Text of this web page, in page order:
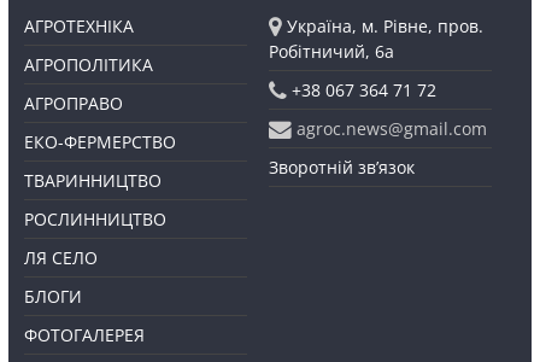
АГРОТЕХНІКА
АГРОПОЛІТИКА
АГРОПРАВО
ЕКО-ФЕРМЕРСТВО
ТВАРИННИЦТВО
РОСЛИННИЦТВО
ЛЯ СЕЛО
БЛОГИ
ФОТОГАЛЕРЕЯ
Україна, м. Рівне, пров.
Робітничий, 6а
+38 067 364 71 72
agroc.news@gmail.com
Зворотній зв’язок